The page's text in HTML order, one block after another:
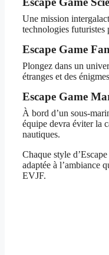
Une mission
technologies futuristes
Escape Game
Plongez dans un
étranges et des
Escape Game
À bord d’un sous-
équipe devra éviter la
nautiques.
Chaque style
adaptée à l’ambiance
EVJF.